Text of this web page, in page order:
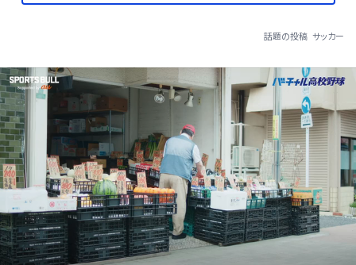
話題の投稿 サッカー